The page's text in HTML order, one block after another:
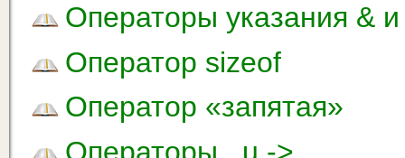
Операторы указания & и
Оператор sizeof
Оператор «запятая»